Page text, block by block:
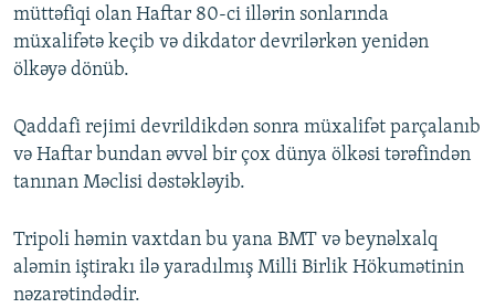
müttəfiqi olan Haftar 80-ci illərin sonlarında
müxalifətə keçib və dikdator devrilərkən yenidən
ölkəyə dönüb.
Qaddafi rejimi devrildikdən sonra müxalifət parçalanıb
və Haftar bundan əvvəl bir çox dünya ölkəsi tərəfindən
tanınan Məclisi dəstəkləyib.
Tripoli həmin vaxtdan bu yana BMT və beynəlxalq
aləmin iştirakı ilə yaradılmış Milli Birlik Hökumətinin
nəzarətindədir.